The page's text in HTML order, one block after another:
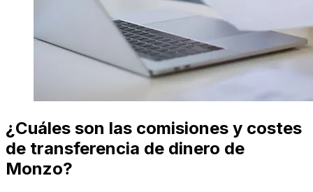
¿Cuáles son las comisiones y costes
de transferencia de dinero de
Monzo?